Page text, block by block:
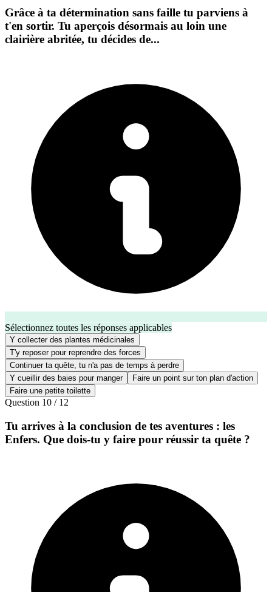
Grâce à ta détermination sans faille tu parviens à
t'en sortir. Tu aperçois désormais au loin une
clairière abritée, tu décides de...
Sélectionnez toutes les réponses applicables
Y collecter des plantes médicinales
T'y reposer pour reprendre des forces
Continuer ta quête, tu n'a pas de temps à perdre
Y cueillir des baies pour manger
Faire un point sur ton plan d'action
Faire une petite toilette
Question 10 / 12
Tu arrives à la conclusion de tes aventures : les
Enfers. Que dois-tu y faire pour réussir ta quête ?